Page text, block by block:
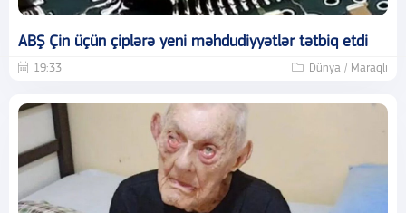
ABŞ Çin üçün çiplərə yeni məhdudiyyətlər tətbiq etdi
19:33 Dünya / Maraqlı